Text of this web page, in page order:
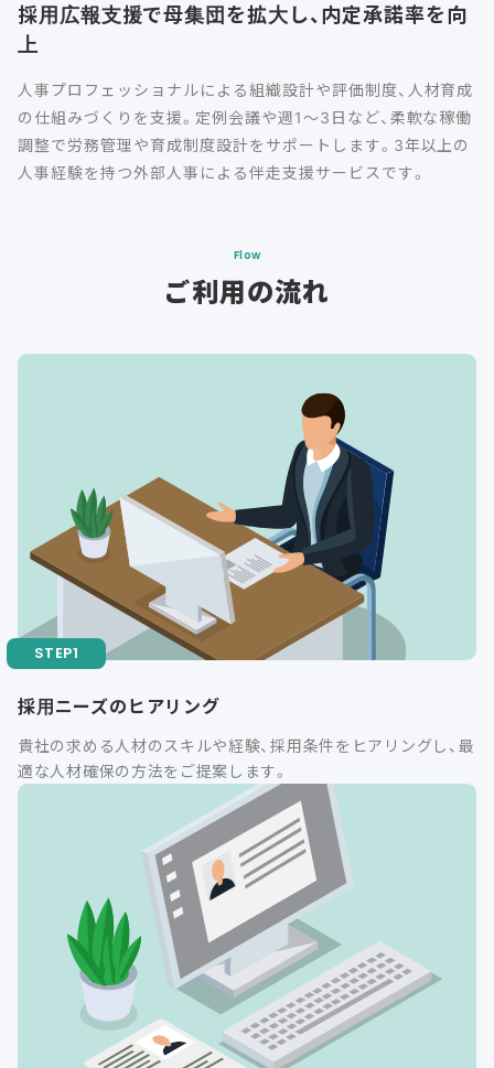
採用広報支援で母集団を拡大し、内定承諾率を向
上
人事プロフェッショナルによる組織設計や評価制度、人材育成
の仕組みづくりを支援。定例会議や週1～3日など、柔軟な稼働
調整で労務管理や育成制度設計をサポートします。3年以上の
人事経験を持つ外部人事による伴走支援サービスです。
Flow
ご利用の流れ
採用ニーズのヒアリング
貴社の求める人材のスキルや経験、採用条件をヒアリングし、最
適な人材確保の方法をご提案します。